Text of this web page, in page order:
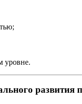
уровне.